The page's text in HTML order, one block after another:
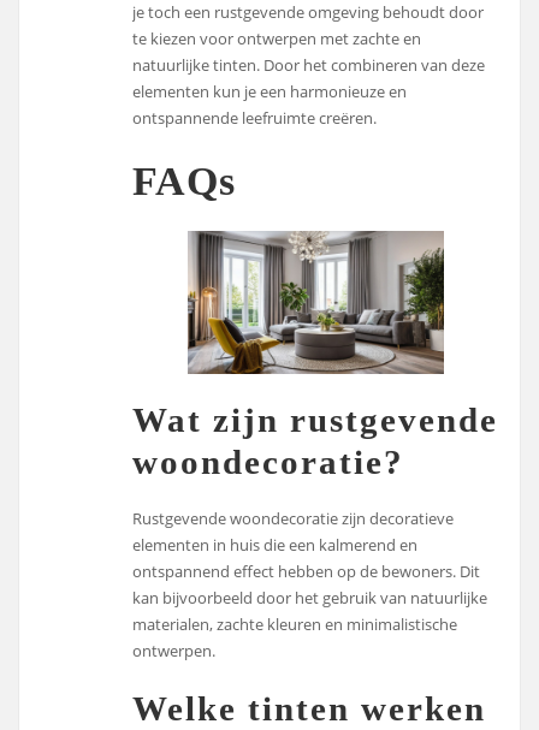
je toch een rustgevende omgeving behoudt door
te kiezen voor ontwerpen met zachte en
natuurlijke tinten. Door het combineren van deze
elementen kun je een harmonieuze en
ontspannende leefruimte creëren.
FAQs
Wat zijn rustgevende
woondecoratie?
Rustgevende woondecoratie zijn decoratieve
elementen in huis die een kalmerend en
ontspannend effect hebben op de bewoners. Dit
kan bijvoorbeeld door het gebruik van natuurlijke
materialen, zachte kleuren en minimalistische
ontwerpen.
Welke tinten werken